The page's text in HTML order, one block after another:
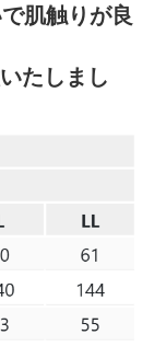
肌触りが良
たしまし